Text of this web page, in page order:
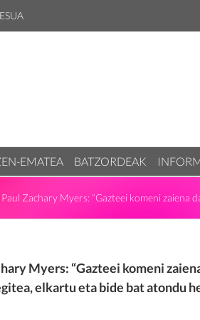
EMATEA BATZORDEAK
Paul Zachary Myers: “Gazteei komeni zaiena
Myers: “Gazteei komeni
elkartu eta bide bat atondu